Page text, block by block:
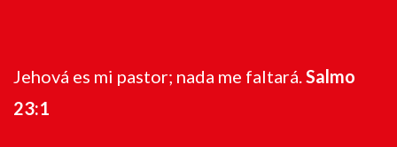
Jehová es mi pastor; nada me faltará. Salmo
23:1